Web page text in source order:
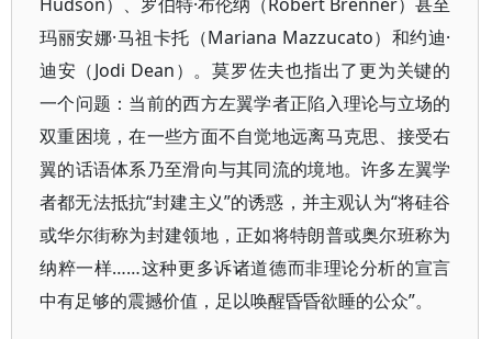
玛丽安娜·马祖卡托（Mariana Mazzucato）和约迪·
迪安（Jodi Dean）。莫罗佐夫也指出了更为关键的
一个问题：当前的西方左翼学者正陷入理论与立场的
双重困境，在一些方面不自觉地远离马克思、接受右
翼的话语体系乃至滑向与其同流的境地。许多左翼学
者都无法抵抗“封建主义”的诱惑，并主观认为“将硅谷
或华尔街称为封建领地，正如将特朗普或奥尔班称为
纳粹一样……这种更多诉诸道德而非理论分析的宣言
中有足够的震撼价值，足以唤醒昏昏欲睡的公众”。